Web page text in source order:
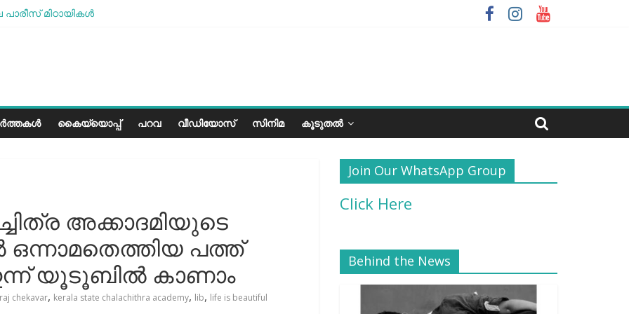
മിഠായികള്‍
കൈയ്യൊപ്പ് പറവ വീഡിയോസ് സിനിമ കൂടുതൽ
അക്കാദമിയുടെ
ഒന്നാമതെത്തിയ പത്ത്
യൂടൂബില്‍ കാണാം
chekavar, kerala state chalachithra academy, lib, life is beautiful
Join Our WhatsApp Group
Click Here
Behind the News